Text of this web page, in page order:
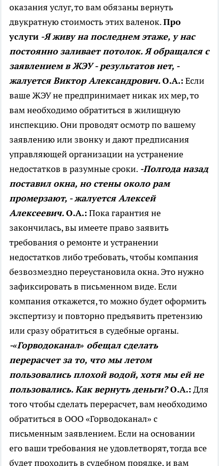
оказания услуг, то вам обязаны вернуть
двукратную стоимость этих валенок.Про
услуги -Я живу на последнем этаже, у нас
постоянно заливает потолок. Я обращался с
заявлением в ЖЭУ - результатов нет, -
жалуется Виктор Александрович.О.А.: Если
ваше ЖЭУ не предпринимает никак их мер, то
вам необходимо обратиться в жилищную
инспекцию. Они проводят осмотр по вашему
заявлению или звонку и дают предписания
управляющей организации на устранение
недостатков в разумные сроки. -Полгода назад
поставил окна, но стены около рам
промерзают, - жалуется Алексей
Алексеевич.О.А.: Пока гарантия не
закончилась, вы имеете право заявить
требования о ремонте и устранении
недостатков либо требовать, чтобы компания
безвозмездно переустановила окна. Это нужно
зафиксировать в письменном виде. Если
компания откажется, то можно будет оформить
экспертизу и повторно предъявить претензию
или сразу обратиться в судебные органы.
-«Горводоканал» обещал сделать
перерасчет за то, что мы летом
пользовались плохой водой, хотя мы ей не
пользовались. Как вернуть деньги?О.А.: Для
того чтобы сделать перерасчет, вам необходимо
обратиться в ООО «Горводоканал» с
письменным заявлением. Если на основании
его ваши требования не удовлетворят, тогда все
будет проходить в судебном порядке, и вам